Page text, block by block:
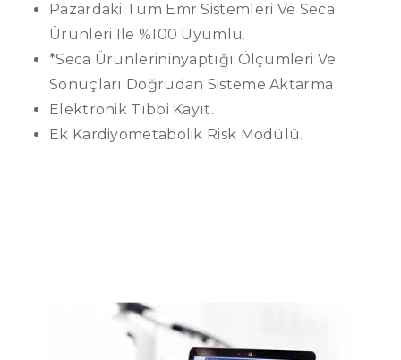
Pazardaki Tüm Emr Sistemleri Ve Seca
Ürünleri Ile %100 Uyumlu.
*Seca Ürünlerininyaptığı Ölçümleri Ve
Sonuçları Doğrudan Sisteme Aktarma
Elektronik Tıbbi Kayıt.
Ek Kardiyometabolik Risk Modülü.